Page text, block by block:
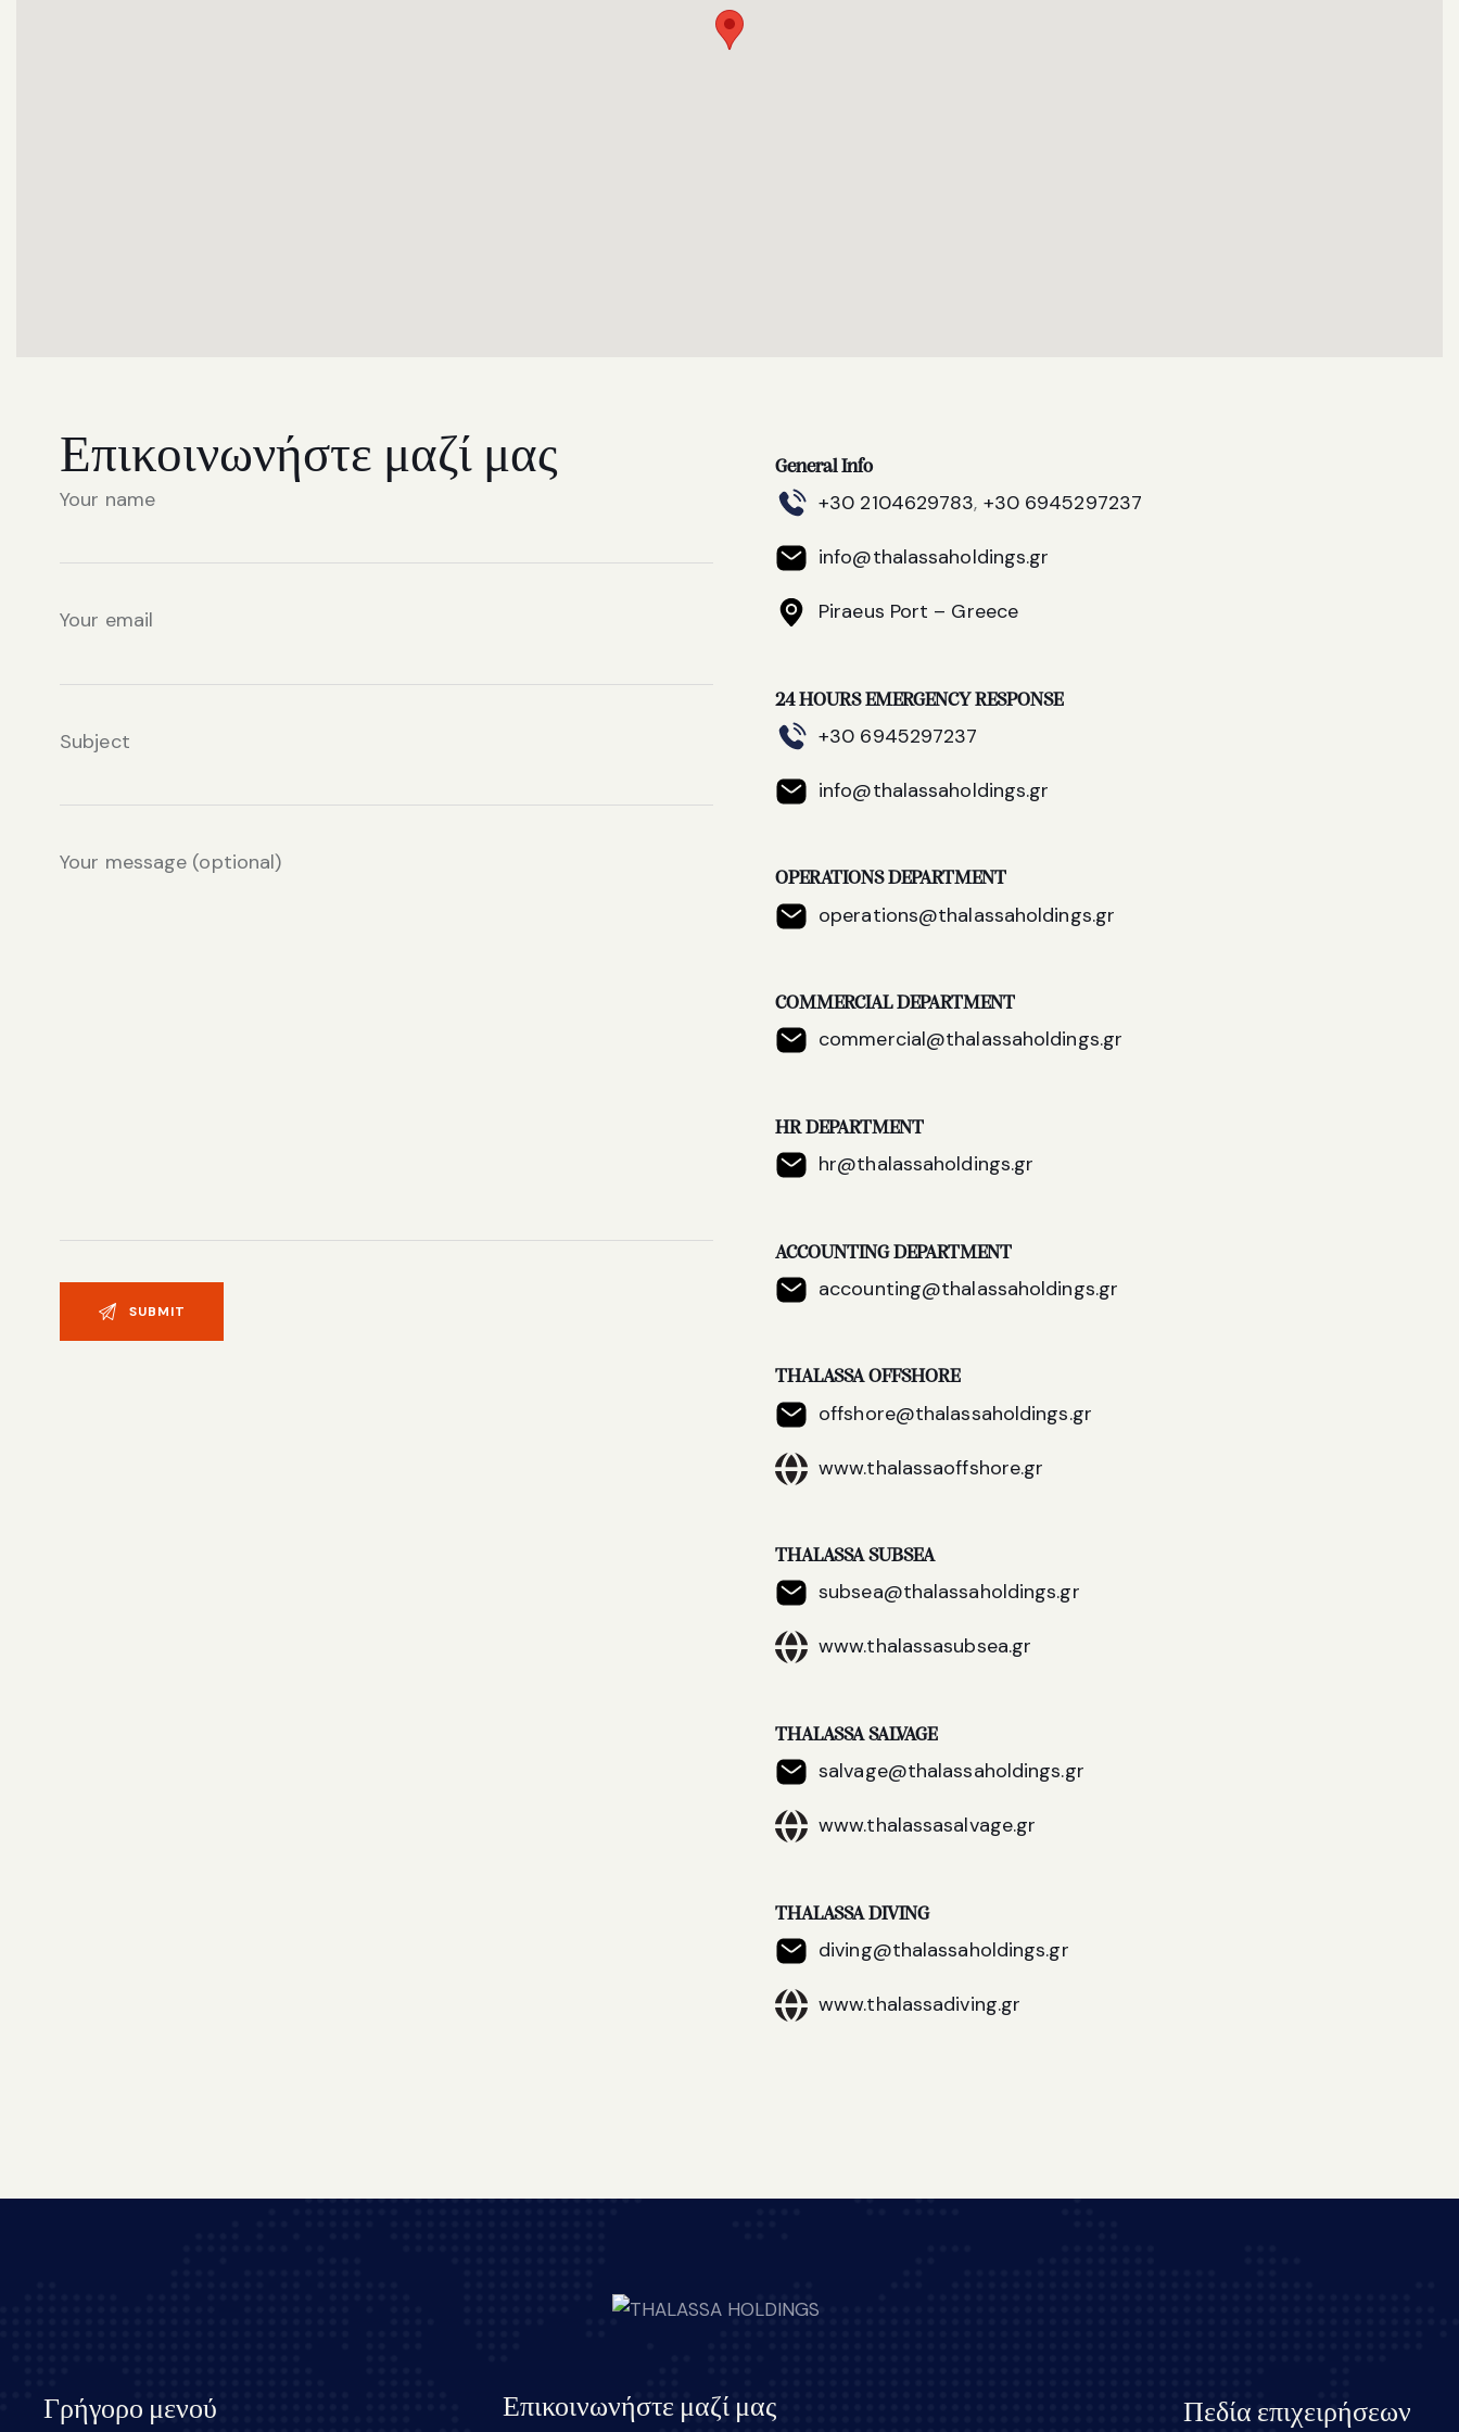
Επικοινωνήστε μαζί μας
Your name
Your email
Subject
Your message (optional)
General Info
+30 2104629783, +30 6945297237
info@thalassaholdings.gr
Piraeus Port – Greece
24 HOURS EMERGENCY RESPONSE
+30 6945297237
info@thalassaholdings.gr
OPERATIONS DEPARTMENT
operations@thalassaholdings.gr
COMMERCIAL DEPARTMENT
commercial@thalassaholdings.gr
HR DEPARTMENT
hr@thalassaholdings.gr
ACCOUNTING DEPARTMENT
accounting@thalassaholdings.gr
THALASSA OFFSHORE
offshore@thalassaholdings.gr
www.thalassaoffshore.gr
THALASSA SUBSEA
subsea@thalassaholdings.gr
www.thalassasubsea.gr
THALASSA SALVAGE
salvage@thalassaholdings.gr
www.thalassasalvage.gr
THALASSA DIVING
diving@thalassaholdings.gr
www.thalassadiving.gr
Γρήγορο μενού Επικοινωνήστε μαζί μας Πεδία επιχειρήσεων